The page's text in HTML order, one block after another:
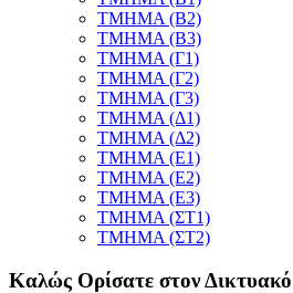
ΤΜΗΜΑ (Β2)
ΤΜΗΜΑ (Β3)
ΤΜΗΜΑ (Γ1)
TMHMA (Γ2)
TMHMA (Γ3)
TMHMA (Δ1)
TMHMA (Δ2)
TMHMA (Ε1)
TMHMA (Ε2)
TMHMA (Ε3)
TMHMA (ΣΤ1)
TMHMA (ΣΤ2)
Καλώς Ορίσατε στον